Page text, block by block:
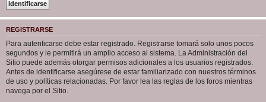
REGISTRARSE
Para autenticarse debe estar registrado. Registrarse tomará solo unos pocos
segundos y le permitirá un amplio acceso al sistema. La Administración del
Sitio puede además otorgar permisos adicionales a los usuarios registrados.
Antes de identificarse asegúrese de estar familiarizado con nuestros términos
de uso y políticas relacionadas. Por favor lea las reglas de los foros mientras
navega por el Sitio.